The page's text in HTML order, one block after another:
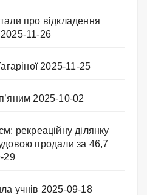
про відкладення
2025-11-26
2025-11-25
2025-10-02
рекреаційну ділянку
продали за 46,7
29
учнів 2025-09-18